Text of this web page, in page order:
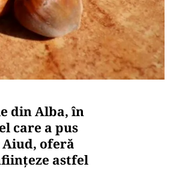
din Alba, în
care a pus
oferă
astfel